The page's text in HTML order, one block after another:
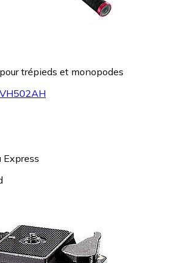
trépieds et monopodes
Express